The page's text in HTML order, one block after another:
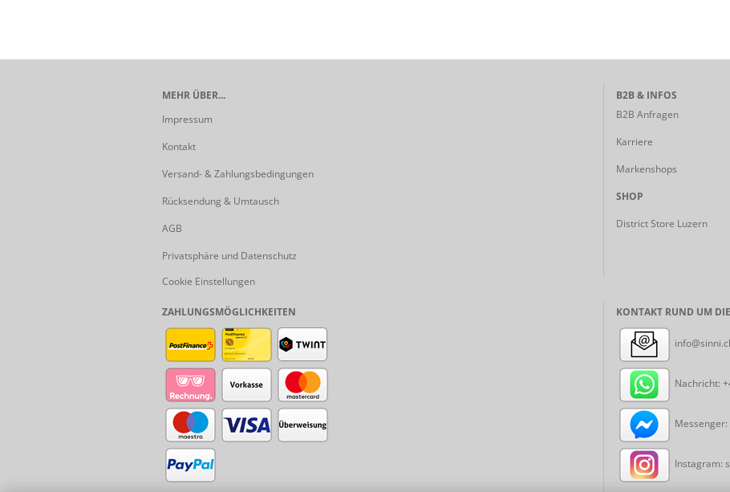
MEHR ÜBER...
Impressum
Kontakt
Versand- & Zahlungsbedingungen
Rücksendung & Umtausch
AGB
Privatsphäre und Datenschutz
Cookie Einstellungen
B2B & INFOS
B2B Anfragen
Karriere
Markenshops
SHOP
District Store Luzern
ZAHLUNGSMÖGLICHKEITEN KONTAKT RUND UM
Nachricht:
Instagram: